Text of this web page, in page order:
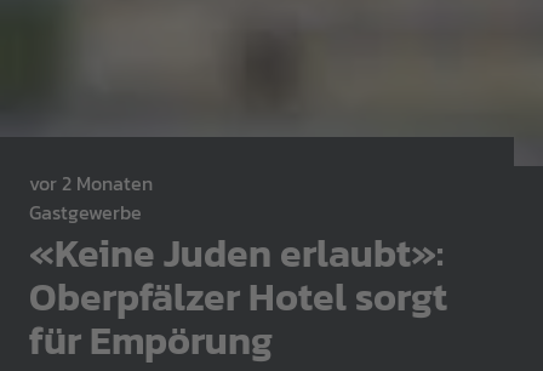
vor 2 Monaten
Gastgewerbe
«Keine Juden erlaubt»:
Oberpfälzer Hotel sorgt
für Empörung